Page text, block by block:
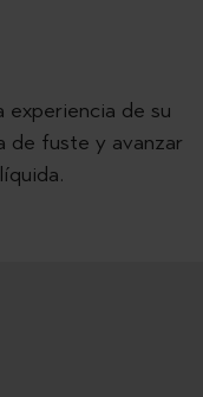
experiencia de su
de fuste y avanzar